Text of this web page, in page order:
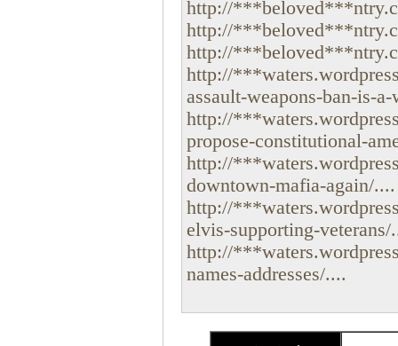
http://
http://
http://
http://
assault-weapons-ban-is-
http://
propose-constitutional-
http://
downtown-mafia-again/....
http://
elvis-supporting-veterans/
http://
names-addresses/....